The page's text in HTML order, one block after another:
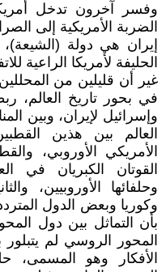
وفسر آخرون تدخل
الضربة الأمريكية إلى
إيران هي دولة
الحليفة لأمريكا الراعية
غير أن قليلين من
في بحور تاريخ العالم،
وإسرائيل لإيران، وبين
العالم بين هذين
الأمريكي الأوروبي،
القوتان الكبريان في
وحلفائها الأوروبيين،
وكوريا وبعض الدول
بأن التماثل بين دول
المحور الروسي لم
الأفكار وهو المسمى،